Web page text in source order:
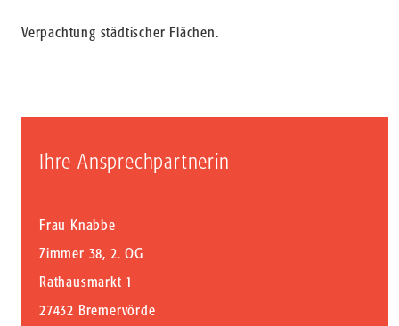
Verpachtung städtischer Flächen.
Ihre Ansprechpartnerin
Frau Knabbe
Zimmer 38, 2. OG
Rathausmarkt 1
27432 Bremervörde